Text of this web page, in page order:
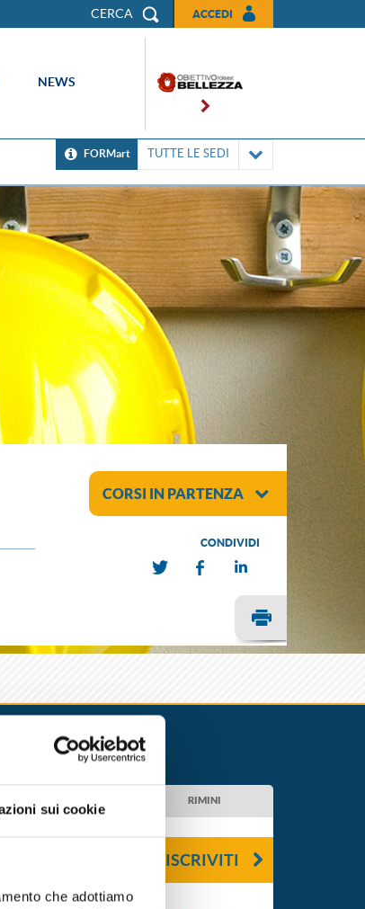
sui cookie
che adottiamo
ACCEDI
CERCA
NEWS
FORMart TUTTE LE SEDI
CORSI IN PARTENZA
CONDIVIDI
RIMINI
ISCRIVITI